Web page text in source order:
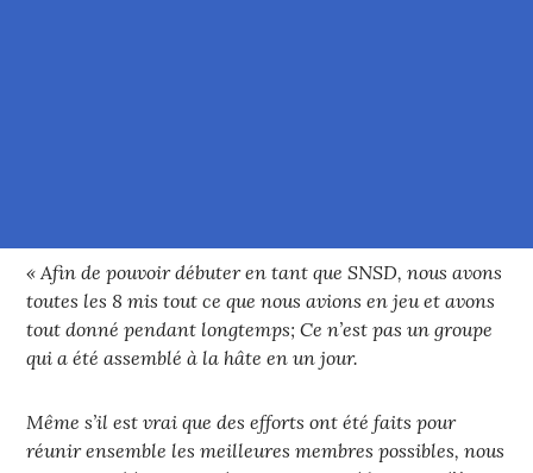
« Afin de pouvoir débuter en tant que SNSD, nous avons
toutes les 8 mis tout ce que nous avions en jeu et avons
tout donné pendant longtemps; Ce n’est pas un groupe
qui a été assemblé à la hâte en un jour.
Même s’il est vrai que des efforts ont été faits pour
réunir ensemble les meilleures membres possibles, nous